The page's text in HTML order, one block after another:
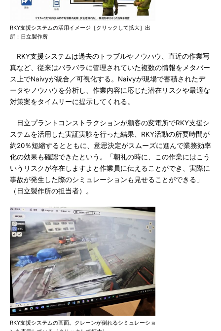
RKY支援システムの活用イメージ［クリックして拡大］出
所：日立製作所
RKY支援システムは過去のトラブルやノウハウ、直近の作業写
真など、従来はバラバラに管理されていた複数の情報をメタバー
ス上でNaivyが統合／可視化する。Naivyが現場で蓄積されたデ
ータやノウハウを分析し、作業内容に応じた潜在リスクや最適な
対策案をタイムリーに提示してくれる。
日立プラントコンストラクションが顧客の変電所でRKY支援シ
ステムを活用した実証実験を行った結果、RKY活動の所要時間が
約20％短縮するとともに、意思決定がスムーズに進んで業務効率
化の効果も確認できたという。「朝礼の時に、この作業にはこう
いうリスクが存在しますよと作業員に伝えることができ、実際に
事故が発生した際のシミュレーションも見せることができる」
（日立製作所の担当者）。
RKY支援システムの画面。クレーンが倒れるシミュレーショ